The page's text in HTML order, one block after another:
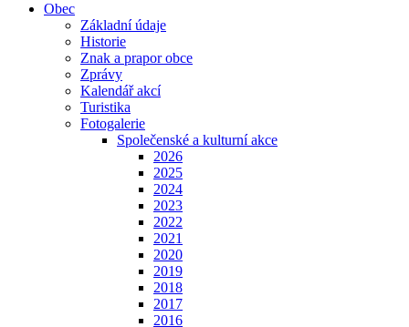
Obec
Základní údaje
Historie
Znak a prapor obce
Zprávy
Kalendář akcí
Turistika
Fotogalerie
Společenské a kulturní akce
2026
2025
2024
2023
2022
2021
2020
2019
2018
2017
2016